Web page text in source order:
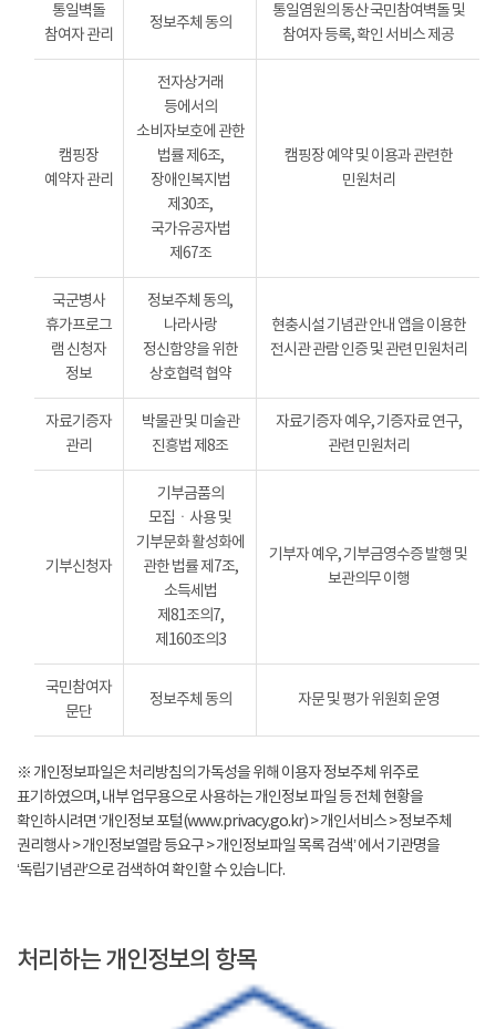
통일벽돌
참여자 관리
정보주체 동의
통일염원의 동산 국민참여벽돌 및
참여자 등록, 확인 서비스 제공
캠핑장
예약자 관리
전자상거래
등에서의
소비자보호에 관한
법률 제6조,
장애인복지법
제30조,
국가유공자법
제67조
캠핑장 예약 및 이용과 관련한
민원처리
국군병사
휴가프로그
램 신청자
정보
정보주체 동의,
나라사랑
정신함양을 위한
상호협력 협약
현충시설 기념관 안내 앱을 이용한
전시관 관람 인증 및 관련 민원처리
자료기증자
관리
박물관 및 미술관
진흥법 제8조
자료기증자 예우, 기증자료 연구,
관련 민원처리
기부신청자
기부금품의
모집ㆍ사용 및
기부문화 활성화에
관한 법률 제7조,
소득세법
제81조의7,
제160조의3
기부자 예우, 기부금영수증 발행 및
보관의무 이행
국민참여자
문단
정보주체 동의 자문 및 평가 위원회 운영
※ 개인정보파일은 처리방침의 가독성을 위해 이용자 정보주체 위주로
표기하였으며, 내부 업무용으로 사용하는 개인정보 파일 등 전체 현황을
확인하시려면 ‘개인정보 포털(www.privacy.go.kr) > 개인서비스 > 정보주체
권리행사 > 개인정보열람 등요구 > 개인정보파일 목록 검색’ 에서 기관명을
‘독립기념관’으로 검색하여 확인할 수 있습니다.
처리하는 개인정보의 항목